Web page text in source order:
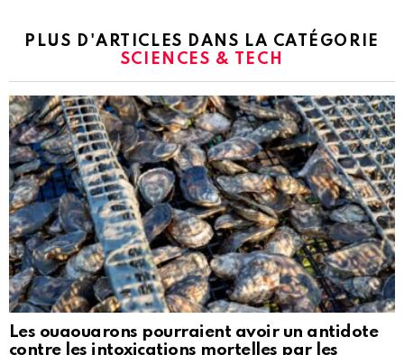
PLUS D'ARTICLES DANS LA CATÉGORIE
SCIENCES & TECH
Les ouaouarons pourraient avoir un antidote
contre les intoxications mortelles par les